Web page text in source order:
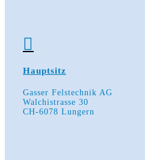

Hauptsitz
Gasser Felstechnik AG
Walchistrasse 30
CH-6078 Lungern